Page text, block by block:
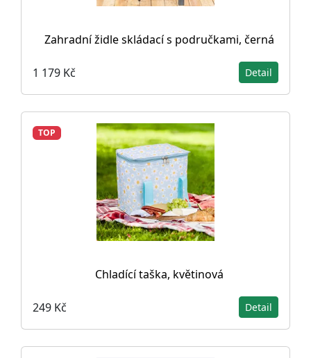
Zahradní židle skládací s područkami, černá
1 179 Kč Detail
TOP
Chladící taška, květinová
249 Kč Detail